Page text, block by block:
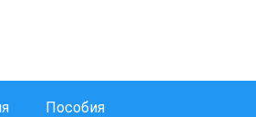
Пособия